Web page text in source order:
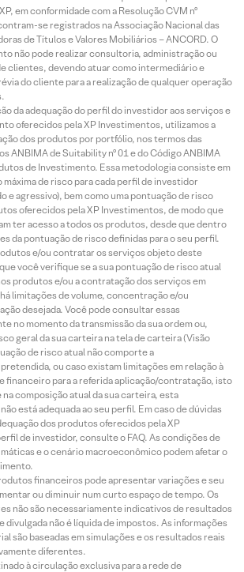
em conformidade com a Resolução CVM nº
se registrados na Associação Nacional das
de Títulos e Valores Mobiliários – ANCORD. O
não pode realizar consultoria, administração ou
clientes, devendo atuar como intermediário e
do cliente para a realização de qualquer operação
da adequação do perfil do investidor aos serviços e
oferecidos pela XP Investimentos, utilizamos a
dos produtos por portfólio, nos termos das
ANBIMA de Suitability nº 01 e do Código ANBIMA
de Investimento. Essa metodologia consiste em
de risco para cada perfil de investidor
e agressivo), bem como uma pontuação de risco
oferecidos pela XP Investimentos, de modo que
ter acesso a todos os produtos, desde que dentro
da pontuação de risco definidas para o seu perfil.
e/ou contratar os serviços objeto deste
você verifique se a sua pontuação de risco atual
produtos e/ou a contratação dos serviços em
limitações de volume, concentração e/ou
desejada. Você pode consultar essas
no momento da transmissão da sua ordem ou,
geral da sua carteira na tela de carteira (Visão
de risco atual não comporte a
ou caso existam limitações em relação à
financeiro para a referida aplicação/contratação, isto
composição atual da sua carteira, esta
está adequada ao seu perfil. Em caso de dúvidas
dos produtos oferecidos pela XP
de investidor, consulte o FAQ. As condições de
e o cenário macroeconômico podem afetar o
financeiros pode apresentar variações e seu
ou diminuir num curto espaço de tempo. Os
não são necessariamente indicativos de resultados
não é líquida de impostos. As informações
são baseadas em simulações e os resultados reais
diferentes.
à circulação exclusiva para a rede de